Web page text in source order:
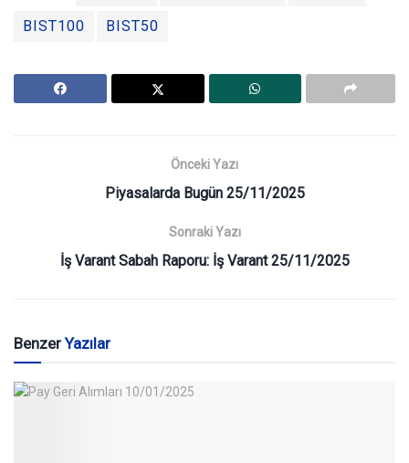
BIST100 BIST50
Önceki Yazı
Piyasalarda Bugün 25/11/2025
Sonraki Yazı
İş Varant Sabah Raporu: İş Varant 25/11/2025
BenzerYazılar